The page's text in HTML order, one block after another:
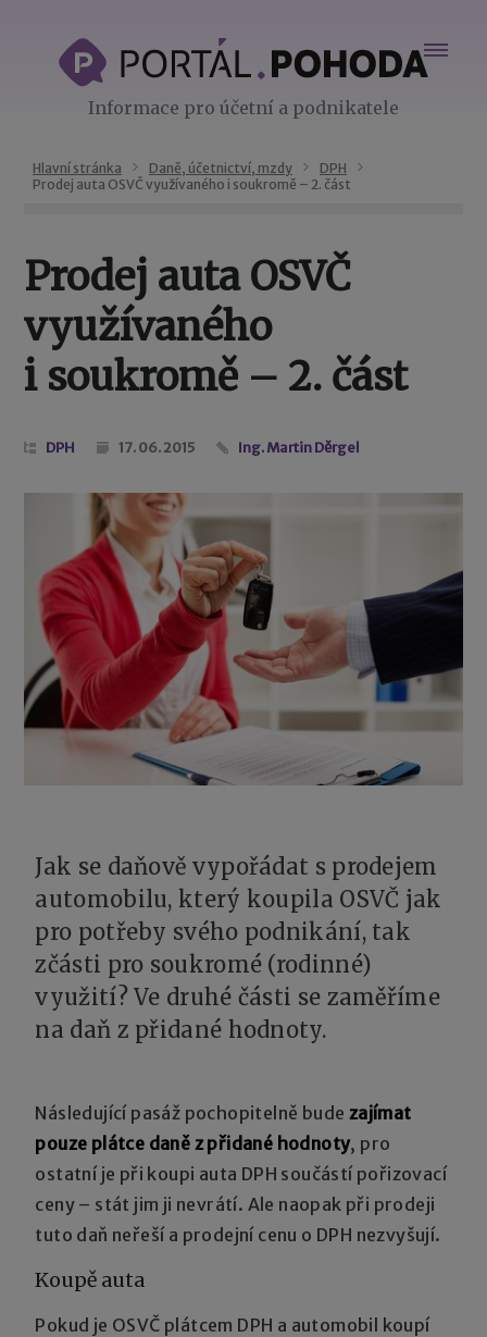
Informace pro účetní a podnikatele
Hlavní stránka Daně, účetnictví, mzdy
DPH
Prodej auta OSVČ využívaného i soukromě – 2. část
Prodej auta OSVČ
využívaného
i soukromě – 2. část
DPH 17. 06. 2015 Ing. Martin Děrgel
Jak se daňově vypořádat s prodejem
automobilu, který koupila OSVČ jak
pro potřeby svého podnikání, tak
zčásti pro soukromé (rodinné)
využití? Ve druhé části se zaměříme
na daň z přidané hodnoty.
Následující pasáž pochopitelně bude zajímat
pouze plátce daně z přidané hodnoty, pro
ostatní je při koupi auta DPH součástí pořizovací
ceny – stát jim ji nevrátí. Ale naopak při prodeji
tuto daň neřeší a prodejní cenu o DPH nezvyšují.
Koupě auta
Pokud je OSVČ plátcem DPH a automobil koupí